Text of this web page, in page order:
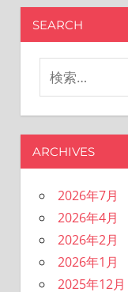
SEARCH
対
象:
ARCHIVES
2026年7月
2026年4月
2026年2月
2026年1月
2025年12月